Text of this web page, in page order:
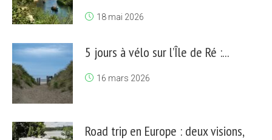
18 mai 2026
5 jours à vélo sur l’Île de Ré :...
16 mars 2026
Road trip en Europe : deux visions,